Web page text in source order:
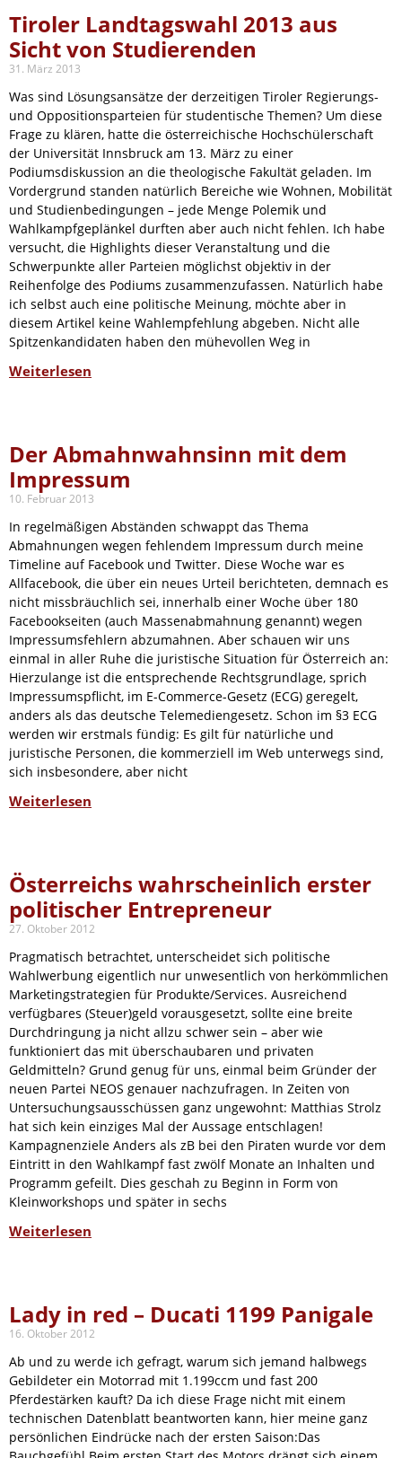
Tiroler Landtagswahl 2013 aus
Sicht von Studierenden
31. März 2013
Was sind Lösungsansätze der derzeitigen Tiroler Regierungs-
und Oppositionsparteien für studentische Themen? Um diese
Frage zu klären, hatte die österreichische Hochschülerschaft
der Universität Innsbruck am 13. März zu einer
Podiumsdiskussion an die theologische Fakultät geladen. Im
Vordergrund standen natürlich Bereiche wie Wohnen, Mobilität
und Studienbedingungen – jede Menge Polemik und
Wahlkampfgeplänkel durften aber auch nicht fehlen. Ich habe
versucht, die Highlights dieser Veranstaltung und die
Schwerpunkte aller Parteien möglichst objektiv in der
Reihenfolge des Podiums zusammenzufassen. Natürlich habe
ich selbst auch eine politische Meinung, möchte aber in
diesem Artikel keine Wahlempfehlung abgeben. Nicht alle
Spitzenkandidaten haben den mühevollen Weg in
Weiterlesen
Der Abmahnwahnsinn mit dem
Impressum
10. Februar 2013
In regelmäßigen Abständen schwappt das Thema
Abmahnungen wegen fehlendem Impressum durch meine
Timeline auf Facebook und Twitter. Diese Woche war es
Allfacebook, die über ein neues Urteil berichteten, demnach es
nicht missbräuchlich sei, innerhalb einer Woche über 180
Facebookseiten (auch Massenabmahnung genannt) wegen
Impressumsfehlern abzumahnen. Aber schauen wir uns
einmal in aller Ruhe die juristische Situation für Österreich an:
Hierzulange ist die entsprechende Rechtsgrundlage, sprich
Impressumspflicht, im E-Commerce-Gesetz (ECG) geregelt,
anders als das deutsche Telemediengesetz. Schon im §3 ECG
werden wir erstmals fündig: Es gilt für natürliche und
juristische Personen, die kommerziell im Web unterwegs sind,
sich insbesondere, aber nicht
Weiterlesen
Österreichs wahrscheinlich erster
politischer Entrepreneur
27. Oktober 2012
Pragmatisch betrachtet, unterscheidet sich politische
Wahlwerbung eigentlich nur unwesentlich von herkömmlichen
Marketingstrategien für Produkte/Services. Ausreichend
verfügbares (Steuer)geld vorausgesetzt, sollte eine breite
Durchdringung ja nicht allzu schwer sein – aber wie
funktioniert das mit überschaubaren und privaten
Geldmitteln? Grund genug für uns, einmal beim Gründer der
neuen Partei NEOS genauer nachzufragen. In Zeiten von
Untersuchungsausschüssen ganz ungewohnt: Matthias Strolz
hat sich kein einziges Mal der Aussage entschlagen!
Kampagnenziele Anders als zB bei den Piraten wurde vor dem
Eintritt in den Wahlkampf fast zwölf Monate an Inhalten und
Programm gefeilt. Dies geschah zu Beginn in Form von
Kleinworkshops und später in sechs
Weiterlesen
Lady in red – Ducati 1199 Panigale
16. Oktober 2012
Ab und zu werde ich gefragt, warum sich jemand halbwegs
Gebildeter ein Motorrad mit 1.199ccm und fast 200
Pferdestärken kauft? Da ich diese Frage nicht mit einem
technischen Datenblatt beantworten kann, hier meine ganz
persönlichen Eindrücke nach der ersten Saison:Das